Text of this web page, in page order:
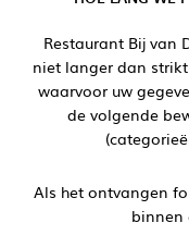
Restaurant Bij van
niet langer dan
waarvoor uw
de volgende
Als het ontvangen
binnen